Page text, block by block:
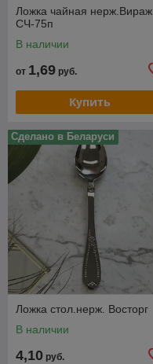
Ложка чайная нерж.Вираж
СЧ-75п
В наличии
от 1,69 руб.
Купить
Сделано в Беларуси
Ложка стол.нерж. Восторг
В наличии
4,10 руб.